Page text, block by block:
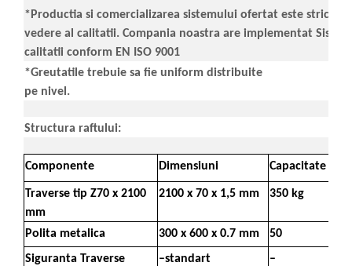
*Productia si comercializarea sistemului ofertat este strict
vedere al calitatii. Compania noastra are implementat
calitatii conform EN ISO 9001
*Greutatile trebuie sa fie uniform distribuite
pe nivel.
Structura raftului:
Componente Dimensiuni Capacitate
Traverse tip Z70 x 2100
mm
2100 x 70 x 1,5 mm 350 kg
Polita metalica 300 x 600 x 0.7 mm 50
Siguranta Traverse
–standart –